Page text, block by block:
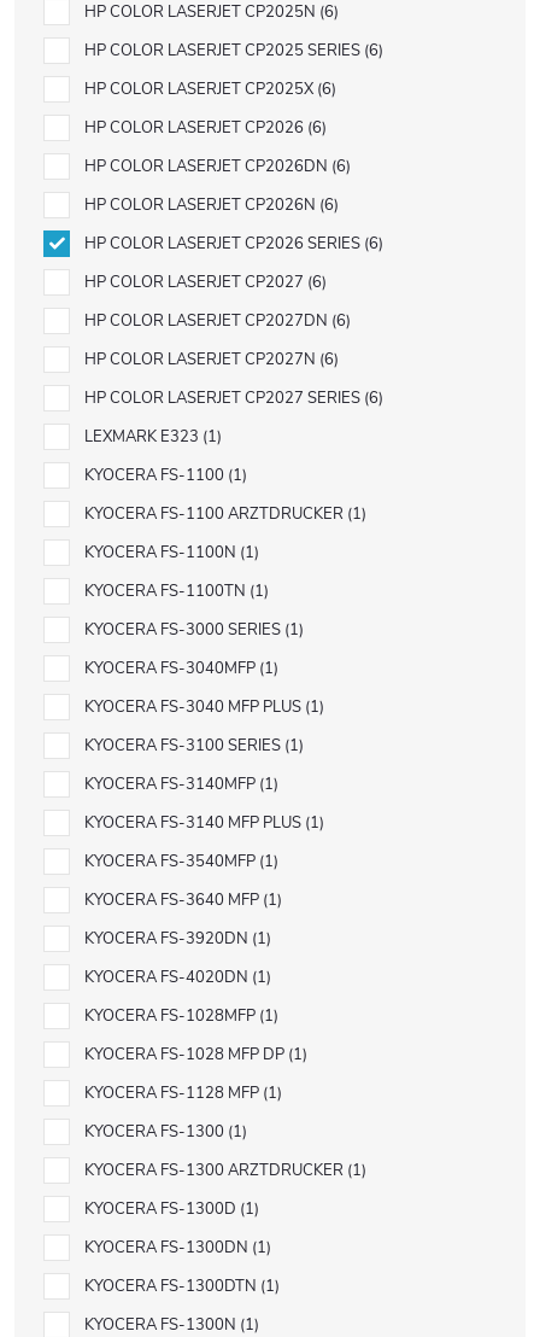
HP COLOR LASERJET CP2025N 6
HP COLOR LASERJET CP2025 SERIES 6
HP COLOR LASERJET CP2025X 6
HP COLOR LASERJET CP2026 6
HP COLOR LASERJET CP2026DN 6
HP COLOR LASERJET CP2026N 6
HP COLOR LASERJET CP2026 SERIES 6
HP COLOR LASERJET CP2027 6
HP COLOR LASERJET CP2027DN 6
HP COLOR LASERJET CP2027N 6
HP COLOR LASERJET CP2027 SERIES 6
LEXMARK E323 1
KYOCERA FS-1100 1
KYOCERA FS-1100 ARZTDRUCKER 1
KYOCERA FS-1100N 1
KYOCERA FS-1100TN 1
KYOCERA FS-3000 SERIES 1
KYOCERA FS-3040MFP 1
KYOCERA FS-3040 MFP PLUS 1
KYOCERA FS-3100 SERIES 1
KYOCERA FS-3140MFP 1
KYOCERA FS-3140 MFP PLUS 1
KYOCERA FS-3540MFP 1
KYOCERA FS-3640 MFP 1
KYOCERA FS-3920DN 1
KYOCERA FS-4020DN 1
KYOCERA FS-1028MFP 1
KYOCERA FS-1028 MFP DP 1
KYOCERA FS-1128 MFP 1
KYOCERA FS-1300 1
KYOCERA FS-1300 ARZTDRUCKER 1
KYOCERA FS-1300D 1
KYOCERA FS-1300DN 1
KYOCERA FS-1300DTN 1
KYOCERA FS-1300N 1